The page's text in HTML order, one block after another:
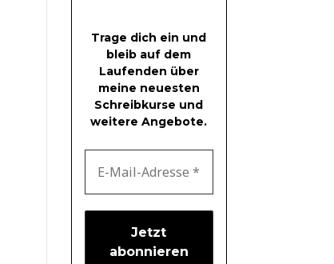
Trage dich ein und
bleib auf dem
Laufenden über
meine neuesten
Schreibkurse und
weitere Angebote.